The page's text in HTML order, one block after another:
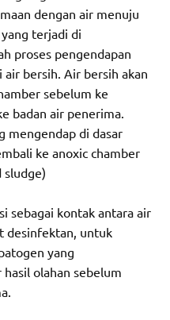
dengan air menuju
terjadi di
proses pengendapan
bersih. Air bersih akan
sebelum ke
badan air penerima.
mengendap di dasar
ke anoxic chamber
sludge)
sebagai kontak antara air
desinfektan, untuk
yang
olahan sebelum